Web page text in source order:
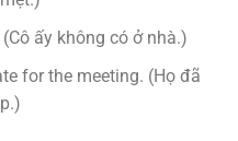
ấy không có ở nhà.)
for the meeting. (Họ đã